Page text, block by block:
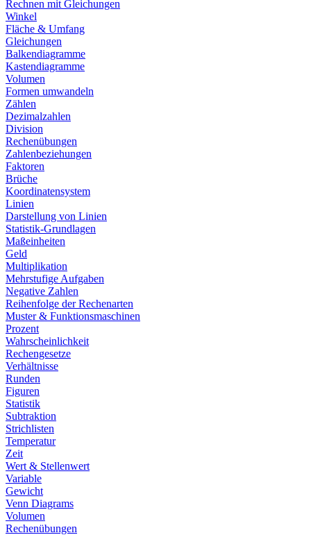
Rechnen mit Gleichungen
Winkel
Fläche & Umfang
Gleichungen
Balkendiagramme
Kastendiagramme
Volumen
Formen umwandeln
Zählen
Dezimalzahlen
Division
Rechenübungen
Zahlenbeziehungen
Faktoren
Brüche
Koordinatensystem
Linien
Darstellung von Linien
Statistik-Grundlagen
Maßeinheiten
Geld
Multiplikation
Mehrstufige Aufgaben
Negative Zahlen
Reihenfolge der Rechenarten
Muster & Funktionsmaschinen
Prozent
Wahrscheinlichkeit
Rechengesetze
Verhältnisse
Runden
Figuren
Statistik
Subtraktion
Strichlisten
Temperatur
Zeit
Wert & Stellenwert
Variable
Gewicht
Venn Diagrams
Volumen
Rechenübungen